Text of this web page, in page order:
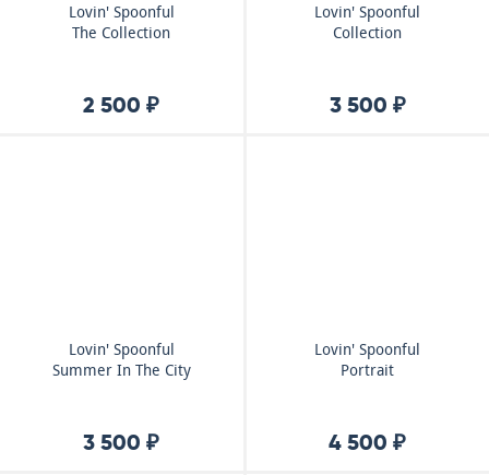
Lovin' Spoonful
The Collection
2 500 ₽
Lovin' Spoonful
Collection
3 500 ₽
Lovin' Spoonful
Summer In The City
3 500 ₽
Lovin' Spoonful
Portrait
4 500 ₽